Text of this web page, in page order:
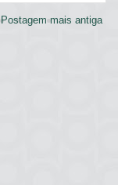
Postagem mais antiga